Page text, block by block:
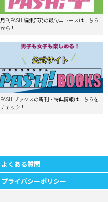
月刊PASH!編集部発の最旬ニュースはこちら
から！
PASH!ブックスの新刊・特典情報はこちらを
チェック！
よくある質問
プライバシーポリシー